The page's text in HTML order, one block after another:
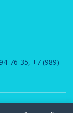
76-35, +7 (989)